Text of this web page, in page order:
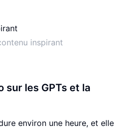
inspirant
sur les GPTs et la
environ une heure, et elle